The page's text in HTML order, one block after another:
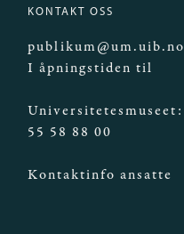
KONTAKT OSS
publikum@um.uib.no
I åpningstiden til
Universitetesmuseet:
55 58 88 00
Kontaktinfo ansatte